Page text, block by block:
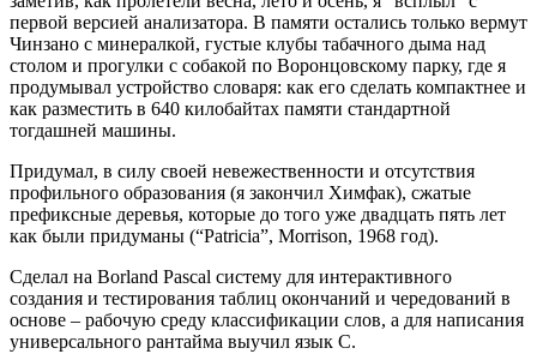
первой версией анализатора. В памяти остались только вермут
Чинзано с минералкой, густые клубы табачного дыма над
столом и прогулки с собакой по Воронцовскому парку, где я
продумывал устройство словаря: как его сделать компактнее и
как разместить в 640 килобайтах памяти стандартной
тогдашней машины.
Придумал, в силу своей невежественности и отсутствия
профильного образования (я закончил Химфак), сжатые
префиксные деревья, которые до того уже двадцать пять лет
как были придуманы (“Patricia”, Morrison, 1968 год).
Сделал на Borland Pascal систему для интерактивного
создания и тестирования таблиц окончаний и чередований в
основе – рабочую среду классификации слов, а для написания
универсального рантайма выучил язык C.